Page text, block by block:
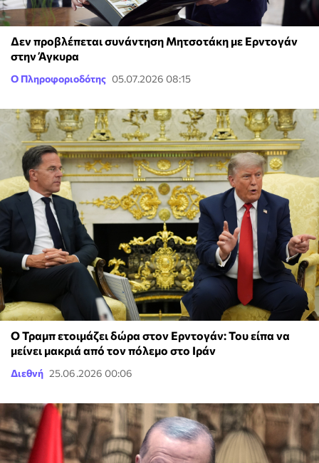
Δεν προβλέπεται συνάντηση Μητσοτάκη με Ερντογάν
στην Άγκυρα
Ο Πληροφοριοδότης 05.07.2026 08:15
Ο Τραμπ ετοιμάζει δώρα στον Ερντογάν: Του είπα να
μείνει μακριά από τον πόλεμο στο Ιράν
Διεθνή 25.06.2026 00:06